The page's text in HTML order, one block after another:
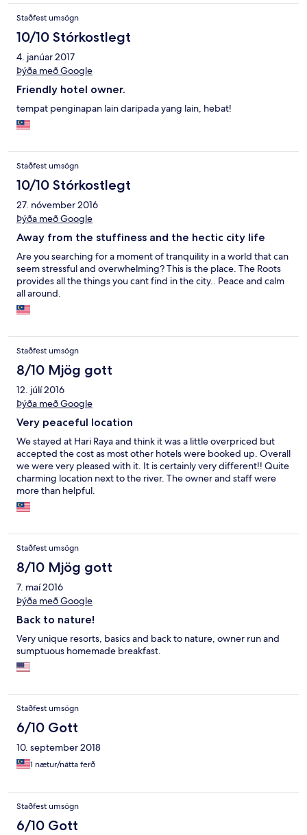
Staðfest umsögn
10/10 Stórkostlegt
4. janúar 2017
Þýða með Google
Friendly hotel owner.
tempat penginapan lain daripada yang lain, hebat!
Staðfest umsögn
10/10 Stórkostlegt
27. nóvember 2016
Þýða með Google
Away from the stuffiness and the hectic city life
Are you searching for a moment of tranquility in a world that can
seem stressful and overwhelming? This is the place. The Roots
provides all the things you cant find in the city.. Peace and calm
all around.
Staðfest umsögn
8/10 Mjög gott
12. júlí 2016
Þýða með Google
Very peaceful location
We stayed at Hari Raya and think it was a little overpriced but
accepted the cost as most other hotels were booked up. Overall
we were very pleased with it. It is certainly very different!! Quite
charming location next to the river. The owner and staff were
more than helpful.
Staðfest umsögn
8/10 Mjög gott
7. maí 2016
Þýða með Google
Back to nature!
Very unique resorts, basics and back to nature, owner run and
sumptuous homemade breakfast.
Staðfest umsögn
6/10 Gott
10. september 2018
1 nætur/nátta ferð
Staðfest umsögn
6/10 Gott